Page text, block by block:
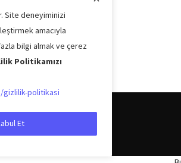
Tüm Hakları Saklıdır.
Site deneyiminizi
amacıyla
bilgi almak ve çerez
Politikamızı
gizlilik-politikasi
Et